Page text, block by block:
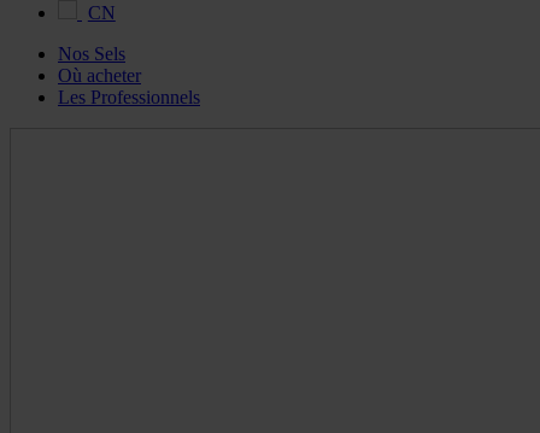
CN
Nos Sels
Où acheter
Les Professionnels